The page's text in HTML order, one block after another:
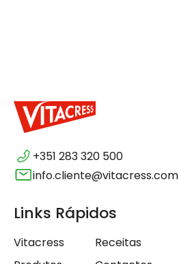
+351 283 320 500
info.cliente@vitacress.com
Links Rápidos
Vitacress
Receitas